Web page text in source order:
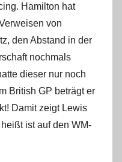
Hamilton hat
von
den Abstand in der
nochmals
dieser nur noch
British GP beträgt er
Damit zeigt Lewis
ist auf den WM-